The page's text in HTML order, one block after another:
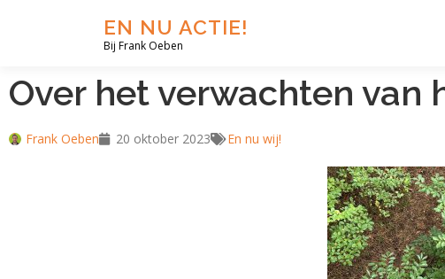
EN NU ACTIE!
Bij Frank Oeben
Over het verwachten van
Frank Oeben 20 oktober 2023 En nu wij!